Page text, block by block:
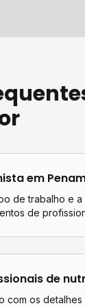
em
de trabalho e a
de
de
com os